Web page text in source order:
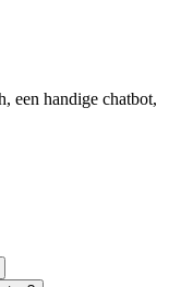
een handige chatbot,